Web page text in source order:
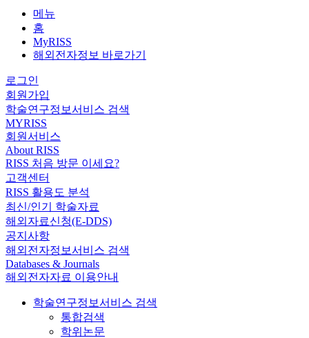
메뉴
홈
MyRISS
해외전자정보 바로가기
로그인
회원가입
학술연구정보서비스 검색
MYRISS
회원서비스
About RISS
RISS 처음 방문 이세요?
고객센터
RISS 활용도 분석
최신/인기 학술자료
해외자료신청(E-DDS)
공지사항
해외전자정보서비스 검색
Databases & Journals
해외전자자료 이용안내
학술연구정보서비스 검색
통합검색
학위논문